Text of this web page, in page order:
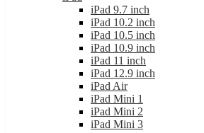
iPad 11 inch
iPad 12.9 inch
iPad Air
iPad Mini 1
iPad Mini 2
iPad Mini 3
iPad Mini 4
iPad Mini 5
Samsung
Galaxy S serie